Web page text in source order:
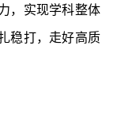
，实现学科整体
稳打，走好高质